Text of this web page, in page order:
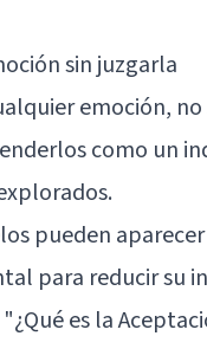
sin juzgarla
emoción,
como un
pueden
para reducir su
"¿Qué es la